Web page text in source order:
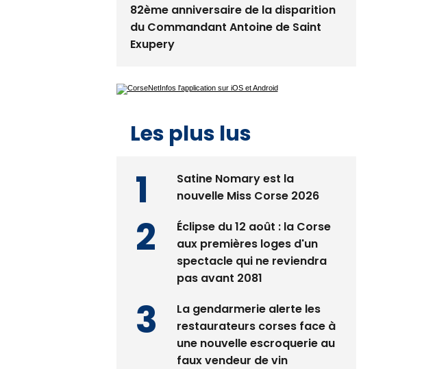
82ème anniversaire de la disparition
du Commandant Antoine de Saint
Exupery
Les plus lus
Satine Nomary est la
nouvelle Miss Corse 2026
Éclipse du 12 août : la Corse
aux premières loges d'un
spectacle qui ne reviendra
pas avant 2081
La gendarmerie alerte les
restaurateurs corses face à
une nouvelle escroquerie au
faux vendeur de vin